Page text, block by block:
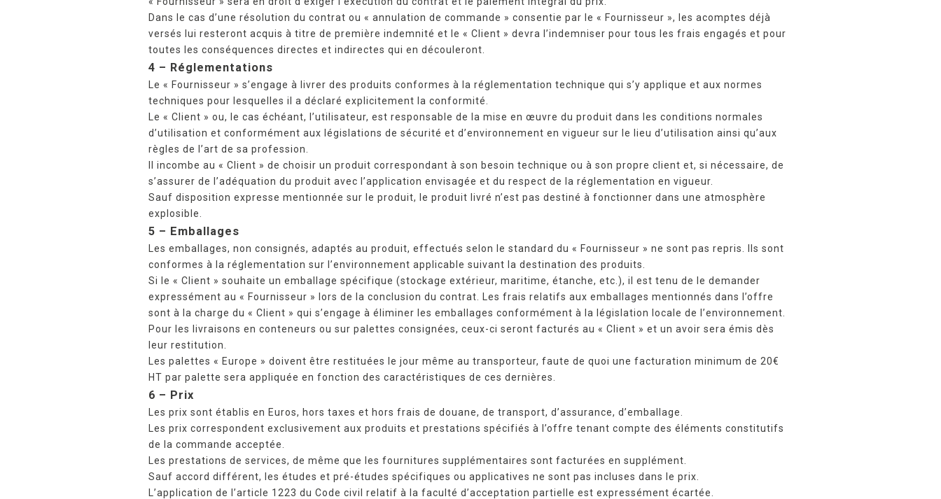
Dans le cas d’une résolution du contrat ou « annulation de commande » consentie par le « Fournisseur », les acomptes déjà
versés lui resteront acquis à titre de première indemnité et le « Client » devra l’indemniser pour tous les frais engagés et pour
toutes les conséquences directes et indirectes qui en découleront.
4 – Réglementations
Le « Fournisseur » s’engage à livrer des produits conformes à la réglementation technique qui s’y applique et aux normes
techniques pour lesquelles il a déclaré explicitement la conformité.
Le « Client » ou, le cas échéant, l’utilisateur, est responsable de la mise en œuvre du produit dans les conditions normales
d’utilisation et conformément aux législations de sécurité et d’environnement en vigueur sur le lieu d’utilisation ainsi qu’aux
règles de l’art de sa profession.
Il incombe au « Client » de choisir un produit correspondant à son besoin technique ou à son propre client et, si nécessaire, de
s’assurer de l’adéquation du produit avec l’application envisagée et du respect de la réglementation en vigueur.
Sauf disposition expresse mentionnée sur le produit, le produit livré n’est pas destiné à fonctionner dans une atmosphère
explosible.
5 – Emballages
Les emballages, non consignés, adaptés au produit, effectués selon le standard du « Fournisseur » ne sont pas repris. Ils sont
conformes à la réglementation sur l’environnement applicable suivant la destination des produits.
Si le « Client » souhaite un emballage spécifique (stockage extérieur, maritime, étanche, etc.), il est tenu de le demander
expressément au « Fournisseur » lors de la conclusion du contrat. Les frais relatifs aux emballages mentionnés dans l’offre
sont à la charge du « Client » qui s’engage à éliminer les emballages conformément à la législation locale de l’environnement.
Pour les livraisons en conteneurs ou sur palettes consignées, ceux-ci seront facturés au « Client » et un avoir sera émis dès
leur restitution.
Les palettes « Europe » doivent être restituées le jour même au transporteur, faute de quoi une facturation minimum de 20€
HT par palette sera appliquée en fonction des caractéristiques de ces dernières.
6 – Prix
Les prix sont établis en Euros, hors taxes et hors frais de douane, de transport, d’assurance, d’emballage.
Les prix correspondent exclusivement aux produits et prestations spécifiés à l’offre tenant compte des éléments constitutifs
de la commande acceptée.
Les prestations de services, de même que les fournitures supplémentaires sont facturées en supplément.
Sauf accord différent, les études et pré-études spécifiques ou applicatives ne sont pas incluses dans le prix.
L’application de l’article 1223 du Code civil relatif à la faculté d’acceptation partielle est expressément écartée.